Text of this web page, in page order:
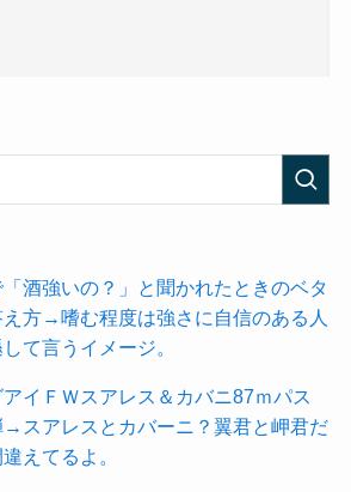
酒強いの？」と聞かれたときのベタ
え方→嗜む程度は強さに自信のある人
て言うイメージ。
アイＦＷスアレス＆カバニ87ｍパス
→スアレスとカバーニ？翼君と岬君だ
えてるよ。